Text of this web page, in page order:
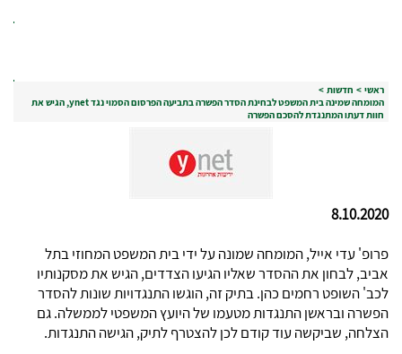
ראשי > חדשות >
המומחה שמינה בית המשפט לבחינת הסדר הפשרה בתביעה הפרסום הסמוי נגד ynet, הגיש את
חוות דעתו המתנגדת להסכם הפשרה
8.10.2020
פרופ' עדי אייל, המומחה שמונה על ידי בית המשפט המחוזי בתל
אביב, לבחון את ההסדר שאליו הגיעו הצדדים, הגיש את מסקנותיו
לכב' השופט רחמים כהן. בתיק זה, הוגשו התנגדויות שונות להסדר
הפשרה ובראשן התנגדות מטעמו של היועץ המשפטי לממשלה. גם
הצלחה, שביקשה עוד קודם לכן להצטרף לתיק, הגישה התנגדות.